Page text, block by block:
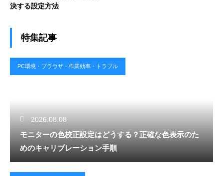
決する設定方法
特集記事
PC環境・ブラウザ・作業効率・トラブル
2026.08.08
モニターの色校正設定はどうする？正確な色表示のた
めのキャリブレーション手順